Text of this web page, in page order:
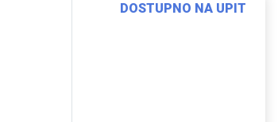
DOSTUPNO NA UPIT